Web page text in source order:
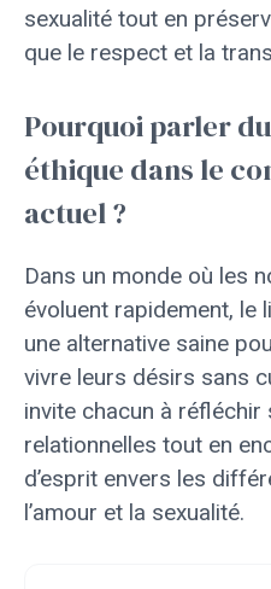
sexualité tout en
que le respect et la
Pourquoi parler
éthique dans le
actuel ?
Dans un monde où les
évoluent rapidement, le
une alternative saine
vivre leurs désirs sans
invite chacun à
relationnelles tout en
d’esprit envers les
l’amour et la sexualité.